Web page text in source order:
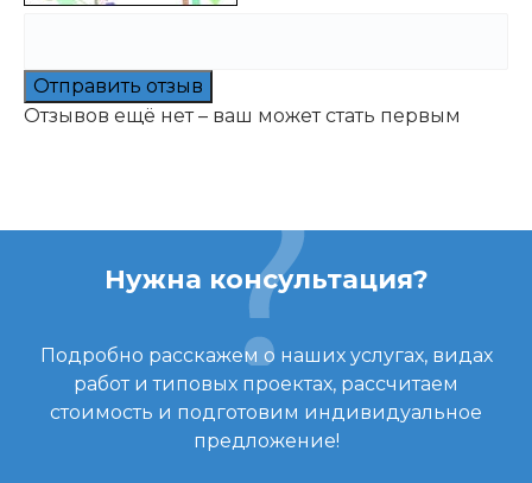
Отправить отзыв
Отзывов ещё нет – ваш может стать первым
Нужна консультация?
Подробно расскажем о наших услугах, видах
работ и типовых проектах, рассчитаем
стоимость и подготовим индивидуальное
предложение!